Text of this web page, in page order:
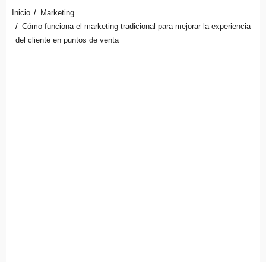
Inicio
Marketing
Cómo funciona el marketing tradicional para mejorar la experiencia
del cliente en puntos de venta